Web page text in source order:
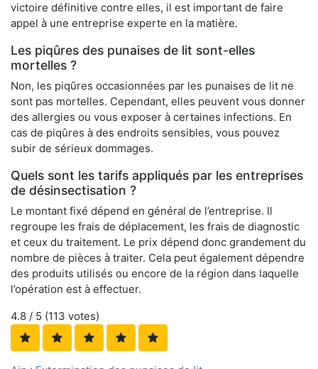
victoire définitive contre elles, il est important de faire
appel à une entreprise experte en la matière.
Les piqûres des punaises de lit sont-elles
mortelles ?
Non, les piqûres occasionnées par les punaises de lit ne
sont pas mortelles. Cependant, elles peuvent vous donner
des allergies ou vous exposer à certaines infections. En
cas de piqûres à des endroits sensibles, vous pouvez
subir de sérieux dommages.
Quels sont les tarifs appliqués par les entreprises
de désinsectisation ?
Le montant fixé dépend en général de l’entreprise. Il
regroupe les frais de déplacement, les frais de diagnostic
et ceux du traitement. Le prix dépend donc grandement du
nombre de pièces à traiter. Cela peut également dépendre
des produits utilisés ou encore de la région dans laquelle
l’opération est à effectuer.
4.8 / 5 (113 votes)